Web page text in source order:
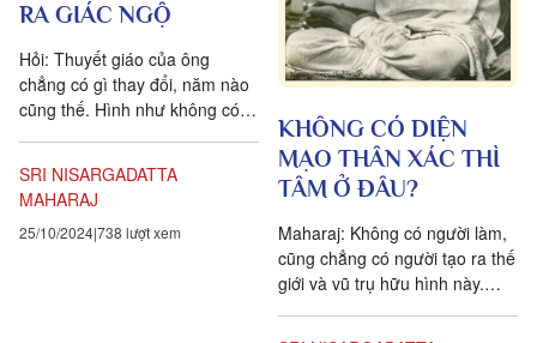
RA GIÁC NGỘ
Hỏi: Thuyết giáo của ông
chẳng có gì thay đổi, năm nào
cũng thế. Hình như không có
Maharaj:...
SRI NISARGADATTA
MAHARAJ
25/10/2024738 lượt xem
KHÔNG CÓ DIỆN
MẠO THÂN XÁC THÌ
TÂM Ở ĐÂU?
Maharaj: Không có người làm,
cũng chẳng có người tạo ra thế
giới và vũ trụ hữu hình này.